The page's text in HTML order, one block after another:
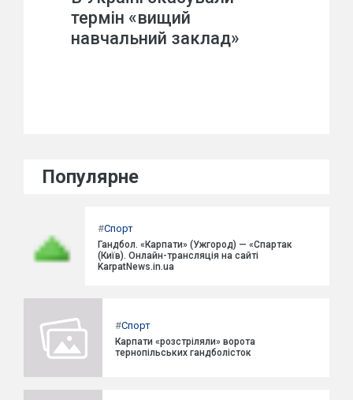
термін «вищий
навчальний заклад»
Популярне
#Спорт
Гандбол. «Карпати» (Ужгород) — «Спартак
(Київ). Онлайн-трансляція на сайті
KarpatNews.in.ua
#Спорт
Карпати «розстріляли» ворота
тернопільських гандболісток